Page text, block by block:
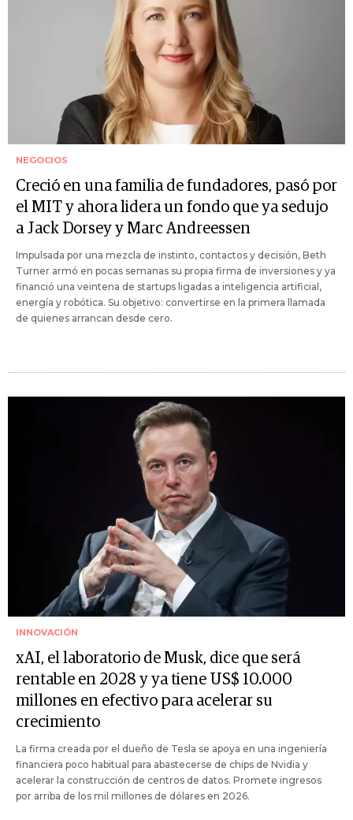
NEGOCIOS
Creció en una familia de fundadores, pasó por
el MIT y ahora lidera un fondo que ya sedujo
a Jack Dorsey y Marc Andreessen
Impulsada por una mezcla de instinto, contactos y decisión, Beth
Turner armó en pocas semanas su propia firma de inversiones y ya
financió una veintena de startups ligadas a inteligencia artificial,
energía y robótica. Su objetivo: convertirse en la primera llamada
de quienes arrancan desde cero.
INNOVACIÓN
xAI, el laboratorio de Musk, dice que será
rentable en 2028 y ya tiene US$ 10.000
millones en efectivo para acelerar su
crecimiento
La firma creada por el dueño de Tesla se apoya en una ingeniería
financiera poco habitual para abastecerse de chips de Nvidia y
acelerar la construcción de centros de datos. Promete ingresos
por arriba de los mil millones de dólares en 2026.